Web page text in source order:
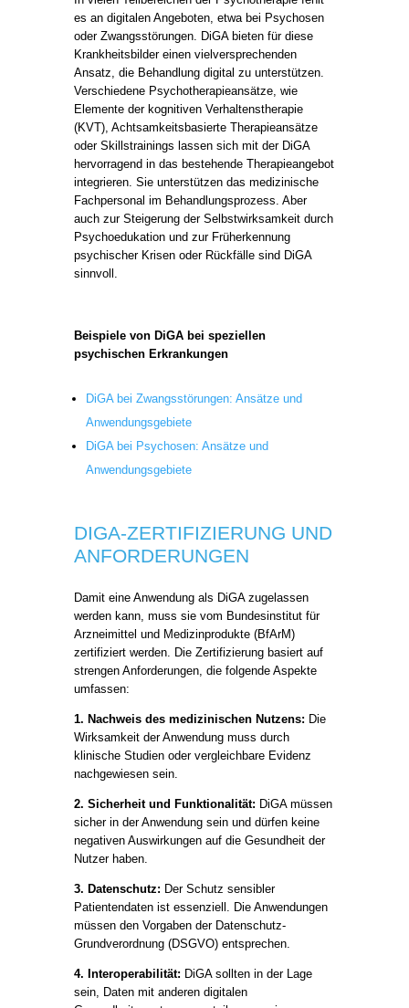
es an digitalen Angeboten, etwa bei Psychosen
oder Zwangsstörungen. DiGA bieten für diese
Krankheitsbilder einen vielversprechenden
Ansatz, die Behandlung digital zu unterstützen.
Verschiedene Psychotherapieansätze, wie
Elemente der kognitiven Verhaltenstherapie
(KVT), Achtsamkeitsbasierte Therapieansätze
oder Skillstrainings lassen sich mit der DiGA
hervorragend in das bestehende Therapieangebot
integrieren. Sie unterstützen das medizinische
Fachpersonal im Behandlungsprozess. Aber
auch zur Steigerung der Selbstwirksamkeit durch
Psychoedukation und zur Früherkennung
psychischer Krisen oder Rückfälle sind DiGA
sinnvoll.
Beispiele von DiGA bei speziellen
psychischen Erkrankungen
DiGA bei Zwangsstörungen: Ansätze und
Anwendungsgebiete
DiGA bei Psychosen: Ansätze und
Anwendungsgebiete
DIGA-ZERTIFIZIERUNG UND
ANFORDERUNGEN
Damit eine Anwendung als DiGA zugelassen
werden kann, muss sie vom Bundesinstitut für
Arzneimittel und Medizinprodukte (BfArM)
zertifiziert werden. Die Zertifizierung basiert auf
strengen Anforderungen, die folgende Aspekte
umfassen:
1. Nachweis des medizinischen Nutzens: Die
Wirksamkeit der Anwendung muss durch
klinische Studien oder vergleichbare Evidenz
nachgewiesen sein.
2. Sicherheit und Funktionalität: DiGA müssen
sicher in der Anwendung sein und dürfen keine
negativen Auswirkungen auf die Gesundheit der
Nutzer haben.
3. Datenschutz: Der Schutz sensibler
Patientendaten ist essenziell. Die Anwendungen
müssen den Vorgaben der Datenschutz-
Grundverordnung (DSGVO) entsprechen.
4. Interoperabilität: DiGA sollten in der Lage
sein, Daten mit anderen digitalen